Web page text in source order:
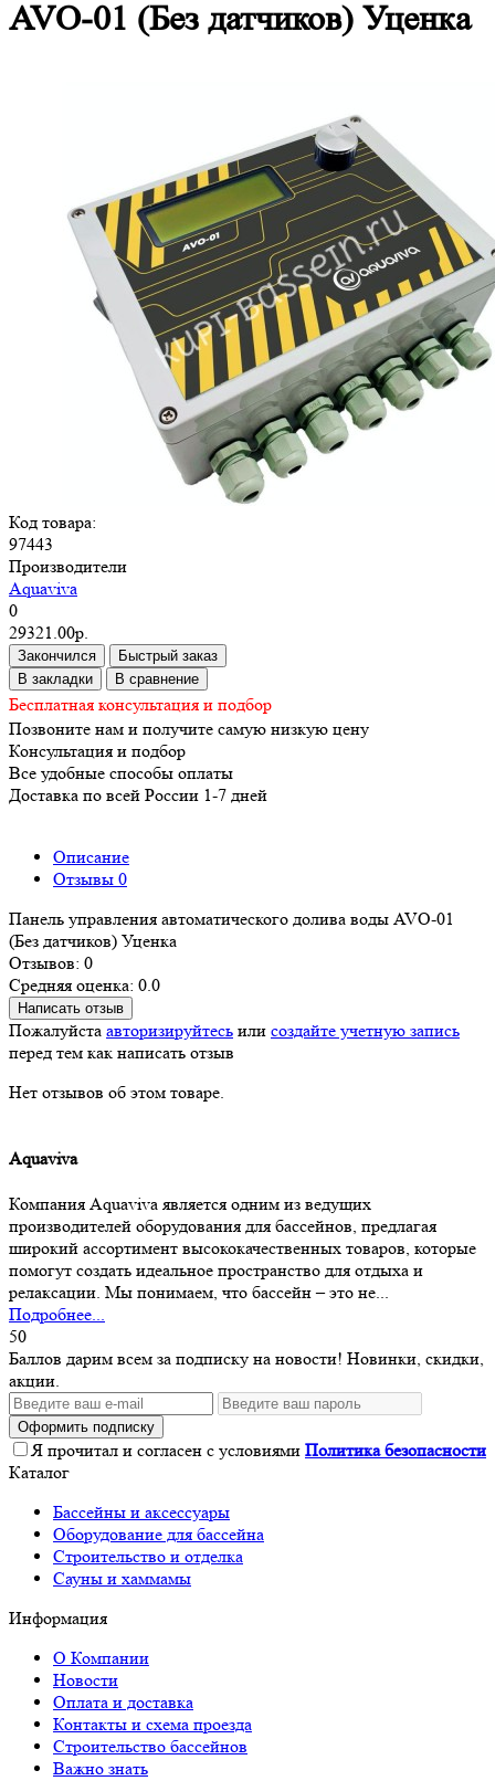
AVO-01 (Без датчиков) Уценка
Код товара:
97443
Производители
Aquaviva
0
29321.00р.
Закончился
Быстрый заказ
В закладки
В сравнение
Бесплатная консультация и подбор
Позвоните нам и получите самую низкую цену
Консультация и подбор
Все удобные способы оплаты
Доставка по всей России 1-7 дней
Описание
Отзывы 0
Панель управления автоматического долива воды AVO-01
(Без датчиков) Уценка
Отзывов: 0
Средняя оценка: 0.0
Написать отзыв
Пожалуйста авторизируйтесь или создайте учетную запись
перед тем как написать отзыв
Нет отзывов об этом товаре.
Aquaviva
Компания Aquaviva является одним из ведущих
производителей оборудования для бассейнов, предлагая
широкий ассортимент высококачественных товаров, которые
помогут создать идеальное пространство для отдыха и
релаксации. Мы понимаем, что бассейн – это не...
Подробнее...
50
Баллов дарим всем за подписку на новости! Новинки, скидки,
акции.
Оформить подписку
Я прочитал и согласен с условиями Политика безопасности
Каталог
Бассейны и аксессуары
Оборудование для бассейна
Строительство и отделка
Сауны и хаммамы
Информация
О Компании
Новости
Оплата и доставка
Контакты и схема проезда
Строительство бассейнов
Важно знать